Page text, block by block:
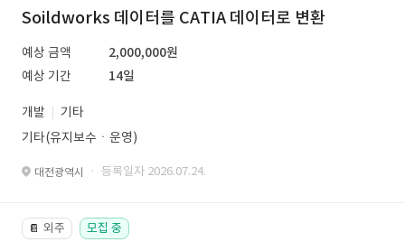
Soildworks 데이터를 CATIA 데이터로 변환
예상 금액
2,000,000원
예상 기간
14일
개발
기타
기타(유지보수ㆍ운영)
대전광역시 · 등록일자 2026.07.24.
📔 외주 모집 중